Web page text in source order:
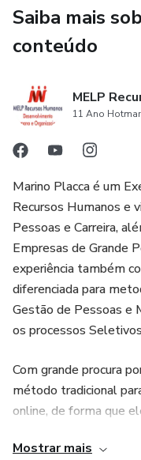
10 Dicas Matadoras
* Garantia
Risco*
7. Redes Sociais
8. Após a Entrevista
9. Dinâmicas de Grupo
10 Dicas Matadoras
Processo Seletivo de
Saiba mais
conteúdo
MELP
11 Ano
Marino Placca é um
Recursos Humanos e
Pessoas e Carreira,
Empresas de Grande
experiência também
diferenciada para
Gestão de Pessoas e
os processos
Com grande procura
método tradicional
online, de forma que
Mostrar mais